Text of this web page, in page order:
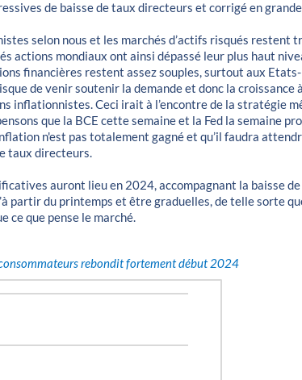
de baisse de taux directeurs et corrigé en
selon nous et les marchés d’actifs risqués restent
actions mondiaux ont ainsi dépassé leur plus haut
financières restent assez souples, surtout aux
de venir soutenir la demande et donc la croissance
inflationnistes. Ceci irait à l’encontre de la stratégie
que la BCE cette semaine et la Fed la semaine
n'est pas totalement gagné et qu’il faudra
taux directeurs.
auront lieu en 2024, accompagnant la baisse de
partir du printemps et être graduelles, de telle sorte
ce que pense le marché.
rebondit fortement début 2024